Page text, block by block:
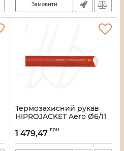
Замовити
Термозахисний рукав
HIPROJACKET Aero Ø6/11
Артикул:33_00000004897
1 479,47 грн